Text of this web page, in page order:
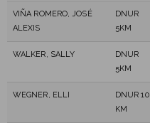
VIÑA ROMERO, JOSÉ
ALEXIS
DNUR
5KM
WALKER, SALLY
DNUR
5KM
WEGNER, ELLI
DNUR 10
KM